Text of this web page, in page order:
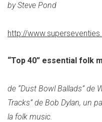
by Steve Pond
http://
“Top 40” essential folk
de “Dust Bowl Ballads” de
Tracks” de Bob Dylan, un
la folk music.